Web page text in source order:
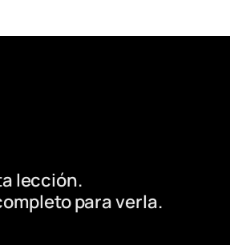
lección.
para verla.